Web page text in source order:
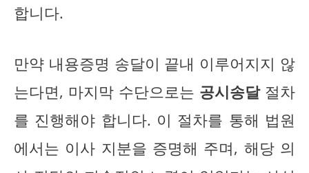
합니다.
만약 내용증명 송달이 끝내 이루어지지 않
는다면, 마지막 수단으로는 공시송달절차
를 진행해야 합니다. 이 절차를 통해 법원
에서는 이사 지분을 증명해 주며, 해당 의